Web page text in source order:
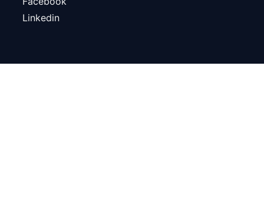
Linkedin